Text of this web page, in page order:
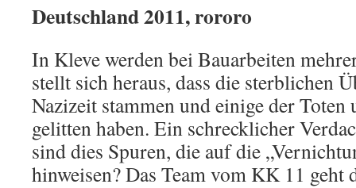
Deutschland 2011, rororo
In Kleve werden bei Bauarbeiten
stellt sich heraus, dass die sterblichen
Nazizeit stammen und einige der
gelitten haben. Ein schrecklicher
sind dies Spuren, die auf die
hinweisen? Das Team vom KK 11 geht